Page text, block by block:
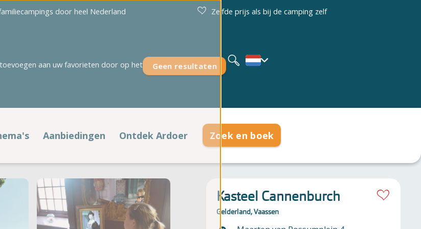
door heel Nederland Zelfde prijs als bij de camping zelf
Geen resultaten
aan uw favorieten door op het
English
Ginsterveld
De Meulinge
De Paardekreek
thema's
Campings aan zee
Aanbiedingen
Voordelig op pad
Alle aanbiedingen
Ontdek Ardoer Zoek en boek
Kasteel Cannenburch
Gelderland, Vaassen